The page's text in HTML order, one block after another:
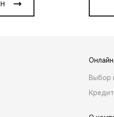
Выбор
Кредит